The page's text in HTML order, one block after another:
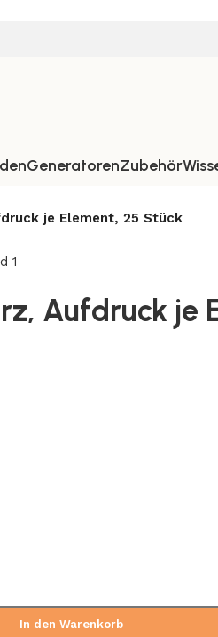
GeneratorenZubehör
je Element, 25 Stück
Aufdruck je
In den Warenkorb